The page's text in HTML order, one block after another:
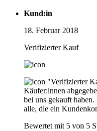
Kund:in
18. Februar 2018
Verifizierter Kauf
"Verifizierter
Käufer:innen
bei uns gekauft
alle, die ein
Bewertet mit 5 von 5